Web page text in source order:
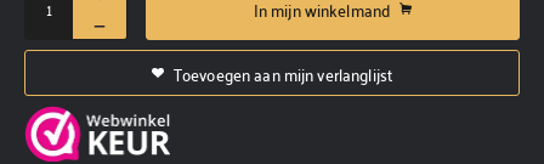
In mijn winkelmand
Toevoegen aan mijn verlanglijst